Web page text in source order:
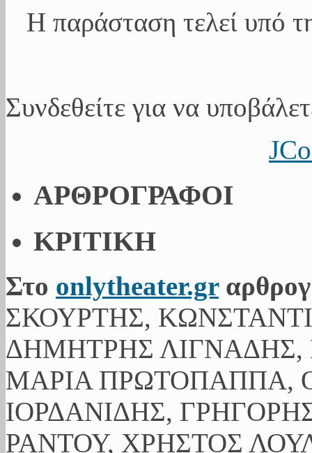
Η παράσταση τελεί υπό
Συνδεθείτε για να
ΑΡΘΡΟΓΡΑΦΟΙ
ΚΡΙΤΙΚΗ
Στο onlytheater.gr
ΣΚΟΥΡΤΗΣ,
ΔΗΜΗΤΡΗΣ ΛΙΓΝΑΔΗΣ,
ΜΑΡΙΑ ΠΡΩΤΟΠΑΠΠΑ,
ΙΟΡΔΑΝΙΔΗΣ,
ΡΑΝΤΟΥ, ΧΡΗΣΤΟΣ